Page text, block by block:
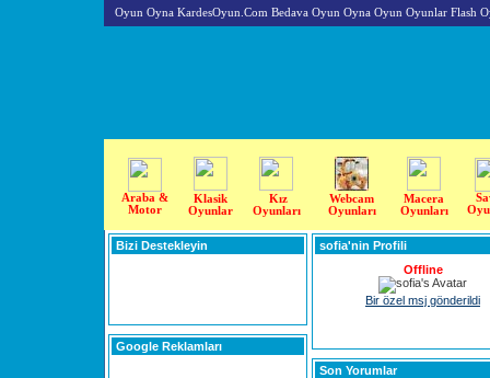
Oyun Oyna KardesOyun.Com Bedava Oyun Oyna Oyun Oyunlar Flash
Araba &
Motor
Klasik
Oyunlar
Kız
Oyunları
Webcam
Oyunları
Macera
Oyunları
Bizi Destekleyin
Google Reklamları
sofia'nin Profili
Offline
Bir özel msj gönderildi
Son Yorumlar